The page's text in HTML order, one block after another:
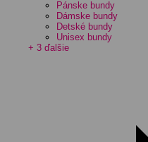
Pánske bundy
Dámske bundy
Detské bundy
Unisex bundy
+ 3 ďalšie